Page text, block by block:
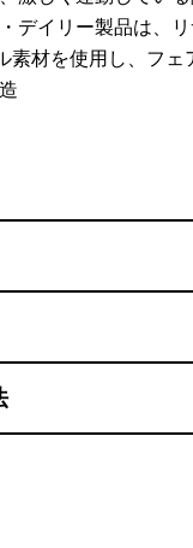
デイリー製品は、
素材を使用し、フェ
Dried Mango